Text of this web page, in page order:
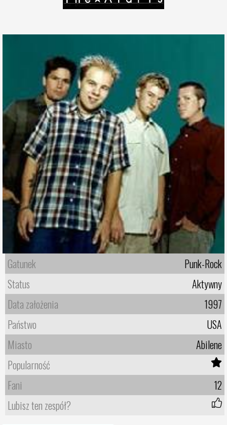
Gatunek
Punk-Rock
Status
Aktywny
Data założenia
1997
Państwo
USA
Miasto
Abilene
Popularność
Fani
12
Lubisz ten zespół?